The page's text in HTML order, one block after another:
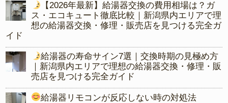
【2026年最新】給湯器交換の費用相場は？ガ
ス・エコキュート徹底比較｜新潟県内エリアで理
想の給湯器交換・修理・販売店を見つける完全ガ
イド
給湯器の寿命サイン7選｜交換時期の見極め方
｜新潟県内エリアで理想の給湯器交換・修理・販
売店を見つける完全ガイド
給湯器リモコンが反応しない時の対処法